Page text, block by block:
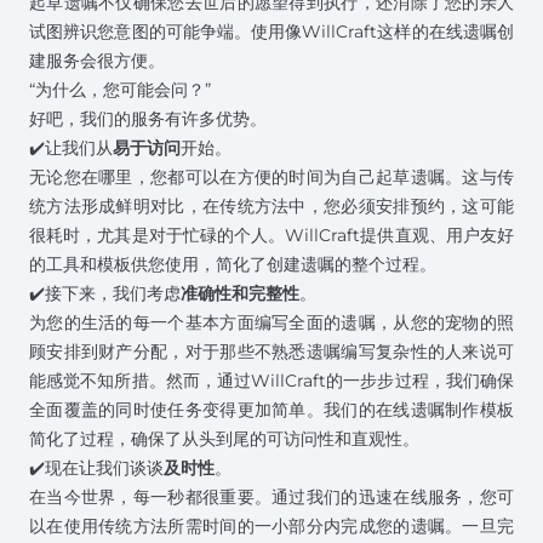
试图辨识您意图的可能争端。使用像WillCraft这样的在线遗嘱创
建服务会很方便。
“为什么，您可能会问？”
好吧，我们的服务有许多优势。
✔️让我们从易于访问开始。
无论您在哪里，您都可以在方便的时间为自己起草遗嘱。这与传
统方法形成鲜明对比，在传统方法中，您必须安排预约，这可能
很耗时，尤其是对于忙碌的个人。WillCraft提供直观、用户友好
的工具和模板供您使用，简化了创建遗嘱的整个过程。
✔️接下来，我们考虑准确性和完整性。
为您的生活的每一个基本方面编写全面的遗嘱，从您的宠物的照
顾安排到财产分配，对于那些不熟悉遗嘱编写复杂性的人来说可
能感觉不知所措。然而，通过WillCraft的一步步过程，我们确保
全面覆盖的同时使任务变得更加简单。我们的在线遗嘱制作模板
简化了过程，确保了从头到尾的可访问性和直观性。
✔️现在让我们谈谈及时性。
在当今世界，每一秒都很重要。通过我们的迅速在线服务，您可
以在使用传统方法所需时间的一小部分内完成您的遗嘱。一旦完